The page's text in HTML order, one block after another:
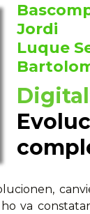
Jordi
Luque
va